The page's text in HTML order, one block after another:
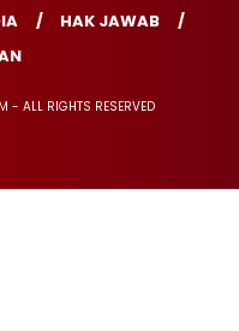
HAK JAWAB
- ALL RIGHTS RESERVED